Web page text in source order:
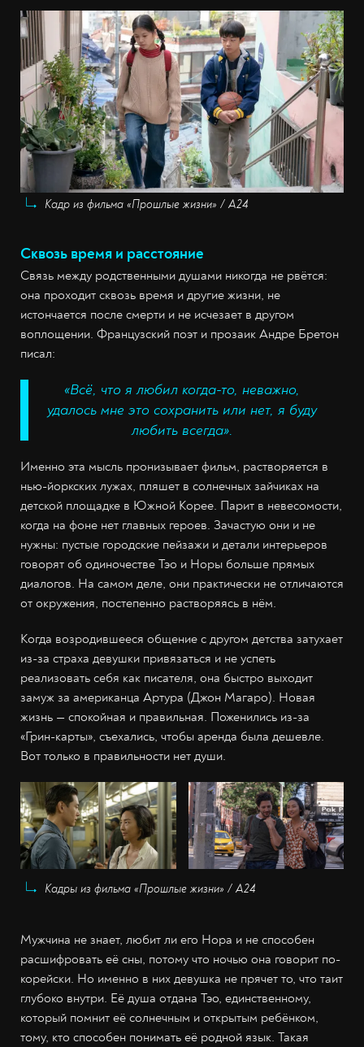
Кадр из фильма «Прошлые жизни» / А24
Сквозь время и расстояние
Связь между родственными душами никогда не рвётся:
она проходит сквозь время и другие жизни, не
истончается после смерти и не исчезает в другом
воплощении. Французский поэт и прозаик Андре Бретон
писал:
«Всё, что я любил когда-то, неважно,
удалось мне это сохранить или нет, я буду
любить всегда».
Именно эта мысль пронизывает фильм, растворяется в
нью-йоркских лужах, пляшет в солнечных зайчиках на
детской площадке в Южной Корее. Парит в невесомости,
когда на фоне нет главных героев. Зачастую они и не
нужны: пустые городские пейзажи и детали интерьеров
говорят об одиночестве Тэо и Норы больше прямых
диалогов. На самом деле, они практически не отличаются
от окружения, постепенно растворяясь в нём.
Когда возродившееся общение с другом детства затухает
из-за страха девушки привязаться и не успеть
реализовать себя как писателя, она быстро выходит
замуж за американца Артура (Джон Магаро). Новая
жизнь — спокойная и правильная. Поженились из-за
«Грин-карты», съехались, чтобы аренда была дешевле.
Вот только в правильности нет души.
Кадры из фильма «Прошлые жизни» / А24
Мужчина не знает, любит ли его Нора и не способен
расшифровать её сны, потому что ночью она говорит по-
корейски. Но именно в них девушка не прячет то, что таит
глубоко внутри. Её душа отдана Тэо, единственному,
который помнит её солнечным и открытым ребёнком,
тому, кто способен понимать её родной язык. Такая